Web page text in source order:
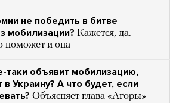
не победить в битве
мобилизации? Кажется, да.
поможет и она
таки объявит мобилизацию,
в Украину? А что будет, если
Объясняет глава «Агоры»